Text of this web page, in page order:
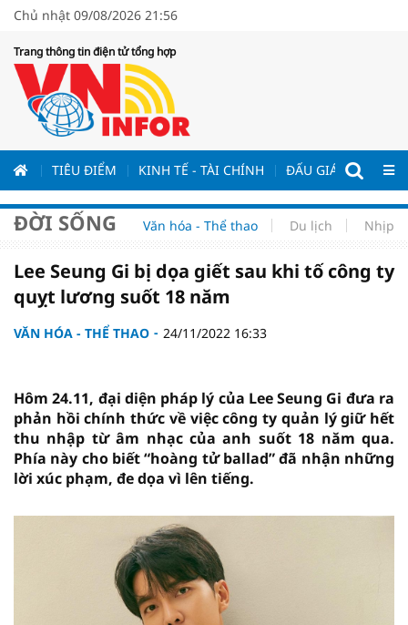
Chủ nhật 09/08/2026 21:56
Trang thông tin điện tử tổng hợp
TIÊU ĐIỂM KINH TẾ - TÀI CHÍNH ĐẤU GIÁ - ĐẤU
ĐỜI SỐNG Văn hóa - Thể thao Du lịch Nhịp
Lee Seung Gi bị dọa giết sau khi tố công ty
quỵt lương suốt 18 năm
VĂN HÓA - THỂ THAO 24/11/2022 16:33
Hôm 24.11, đại diện pháp lý của Lee Seung Gi đưa ra
phản hồi chính thức về việc công ty quản lý giữ hết
thu nhập từ âm nhạc của anh suốt 18 năm qua.
Phía này cho biết “hoàng tử ballad” đã nhận những
lời xúc phạm, đe dọa vì lên tiếng.